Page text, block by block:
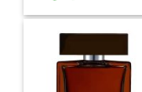
118,260,000 تومان
بود. است.